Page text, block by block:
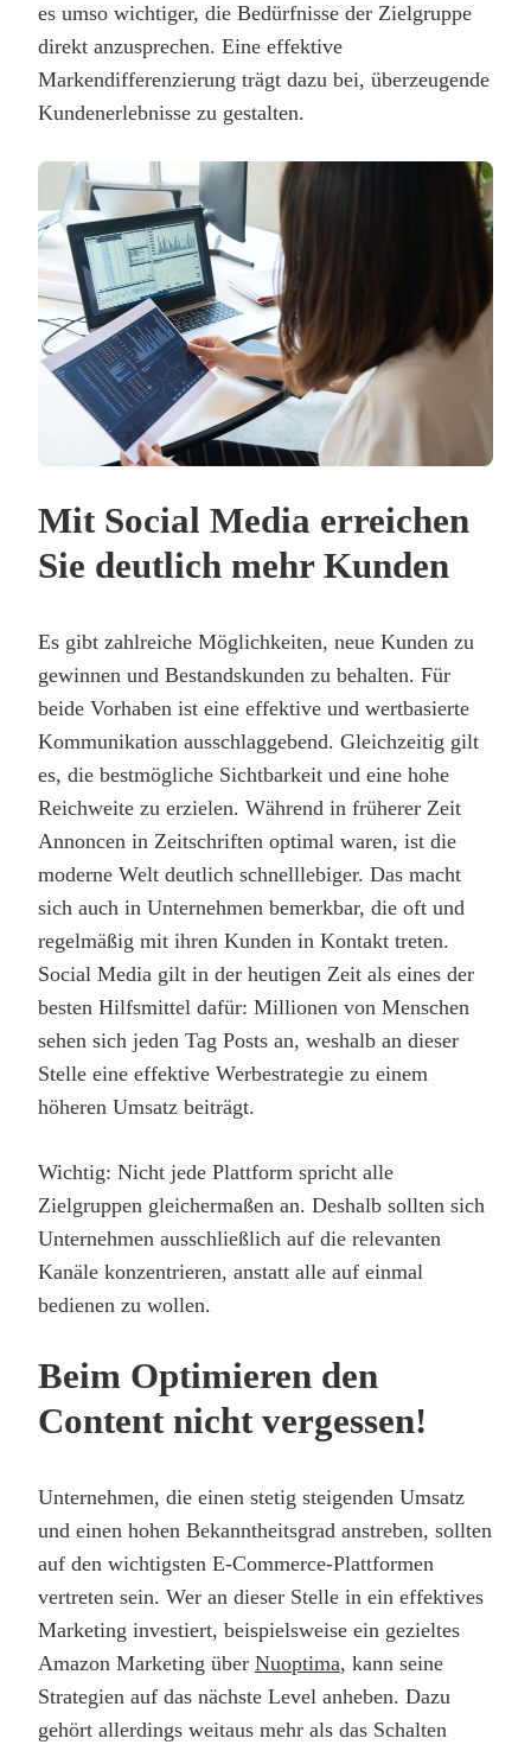
es umso wichtiger, die Bedürfnisse der Zielgruppe
direkt anzusprechen. Eine effektive
Markendifferenzierung trägt dazu bei, überzeugende
Kundenerlebnisse zu gestalten.
Mit Social Media erreichen
Sie deutlich mehr Kunden
Es gibt zahlreiche Möglichkeiten, neue Kunden zu
gewinnen und Bestandskunden zu behalten. Für
beide Vorhaben ist eine effektive und wertbasierte
Kommunikation ausschlaggebend. Gleichzeitig gilt
es, die bestmögliche Sichtbarkeit und eine hohe
Reichweite zu erzielen. Während in früherer Zeit
Annoncen in Zeitschriften optimal waren, ist die
moderne Welt deutlich schnelllebiger. Das macht
sich auch in Unternehmen bemerkbar, die oft und
regelmäßig mit ihren Kunden in Kontakt treten.
Social Media gilt in der heutigen Zeit als eines der
besten Hilfsmittel dafür: Millionen von Menschen
sehen sich jeden Tag Posts an, weshalb an dieser
Stelle eine effektive Werbestrategie zu einem
höheren Umsatz beiträgt.
Wichtig: Nicht jede Plattform spricht alle
Zielgruppen gleichermaßen an. Deshalb sollten sich
Unternehmen ausschließlich auf die relevanten
Kanäle konzentrieren, anstatt alle auf einmal
bedienen zu wollen.
Beim Optimieren den
Content nicht vergessen!
Unternehmen, die einen stetig steigenden Umsatz
und einen hohen Bekanntheitsgrad anstreben, sollten
auf den wichtigsten E-Commerce-Plattformen
vertreten sein. Wer an dieser Stelle in ein effektives
Marketing investiert, beispielsweise ein gezieltes
Amazon Marketing über Nuoptima, kann seine
Strategien auf das nächste Level anheben. Dazu
gehört allerdings weitaus mehr als das Schalten